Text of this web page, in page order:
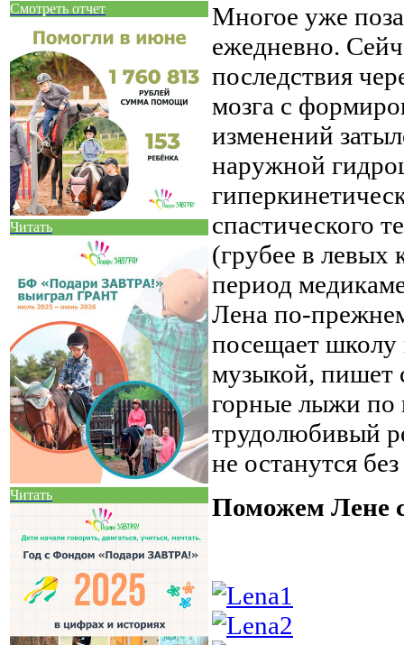
Смотреть отчет
Читать
Читать
Многое уже
ежедневно.
последствия
мозга с
изменений
наружной
спастического
(грубее в левых
период
Лена по-
посещает школу
музыкой, пишет
горные лыжи
трудолюбивый
не останутся без
Поможем Лене